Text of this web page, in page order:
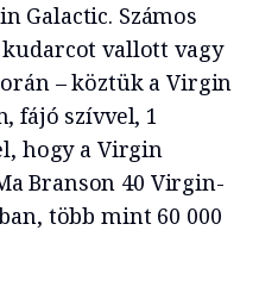
Galactic. Számos
vallott vagy
– köztük a Virgin
fájó szívvel, 1
hogy a Virgin
Branson 40 Virgin-
több mint 60 000